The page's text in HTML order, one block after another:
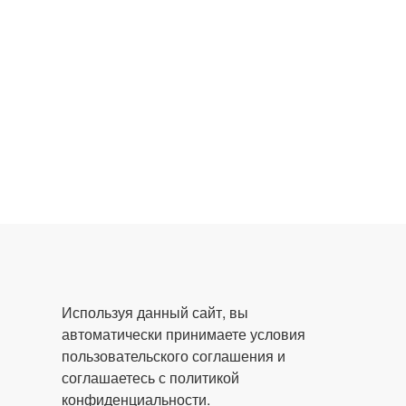
Используя данный сайт, вы
автоматически принимаете условия
пользовательского соглашения и
соглашаетесь с политикой
конфиденциальности.